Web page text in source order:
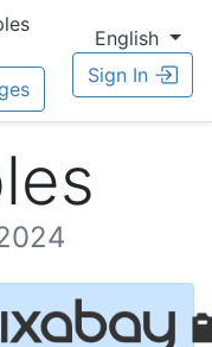
English
Sign In